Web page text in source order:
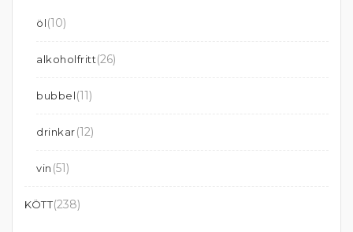
öl(10)
alkoholfritt(26)
bubbel(11)
drinkar(12)
vin (51)
KÖTT(238)